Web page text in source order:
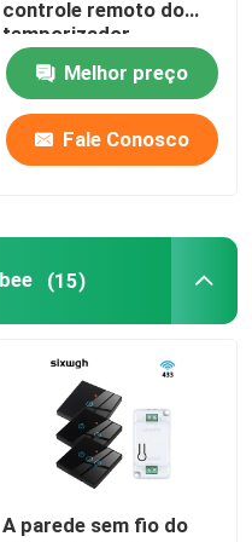
sem fio
controle remoto do
temporizador
Melhor preço
Fale Conosco
(15)
A parede sem fio do